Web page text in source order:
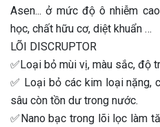
Asen... ở mức độ ô nhiễm
học, chất hữu cơ, diệt khuẩn …
LÕI DISCRUPTOR
✅Loại bỏ mùi vị, màu sắc, độ
✅ Loại bỏ các kim loại nặng,
sâu còn tồn dư trong nước.
✅Nano bạc trong lõi lọc làm